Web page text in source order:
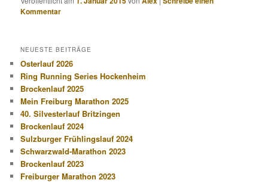
Kommentar
NEUESTE BEITRÄGE
Osterlauf 2026
Ring Running Series Hockenheim
Brockenlauf 2025
Mein Freiburg Marathon 2025
40. Silvesterlauf Britzingen
Brockenlauf 2024
Sulzburger Frühlingslauf 2024
Schwarzwald-Marathon 2023
Brockenlauf 2023
Freiburger Marathon 2023